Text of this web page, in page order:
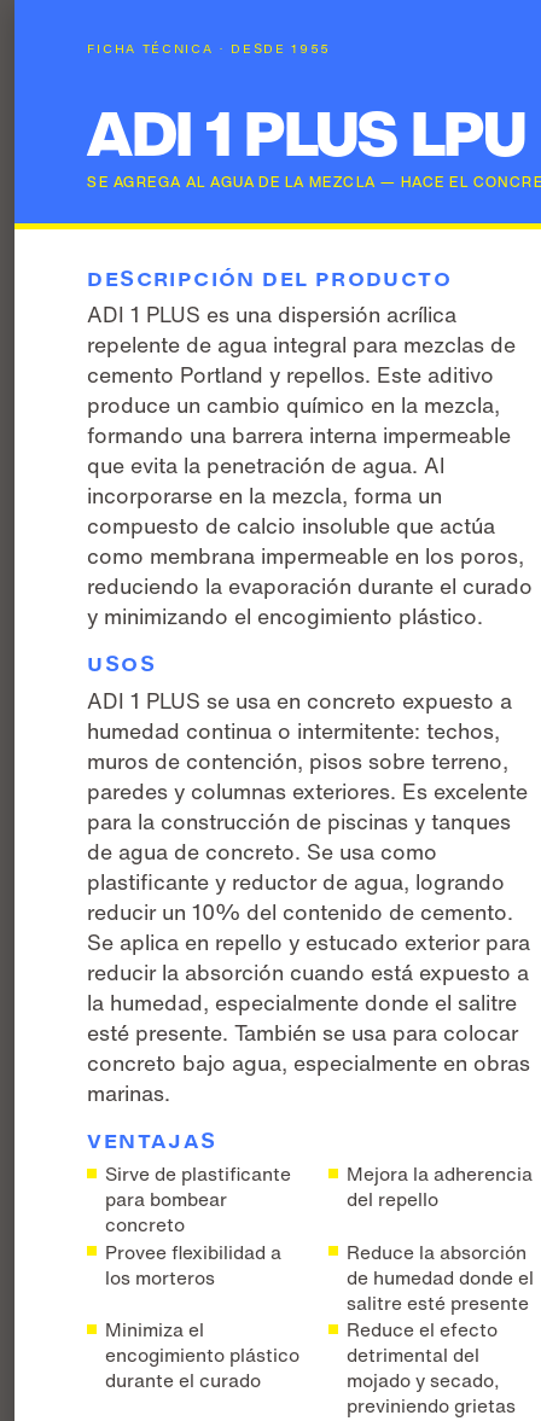
FICHA TÉCNICA · DESDE 1955
ADI 1 PLUS LPU
SE AGREGA AL AGUA DE LA MEZCLA — HACE EL
DESCRIPCIÓN DEL PRODUCTO
ADI 1 PLUS es una dispersión acrílica
repelente de agua integral para mezclas de
cemento Portland y repellos. Este aditivo
produce un cambio químico en la mezcla,
formando una barrera interna impermeable
que evita la penetración de agua. Al
incorporarse en la mezcla, forma un
compuesto de calcio insoluble que actúa
como membrana impermeable en los poros,
reduciendo la evaporación durante el curado
y minimizando el encogimiento plástico.
USOS
ADI 1 PLUS se usa en concreto expuesto a
humedad continua o intermitente: techos,
muros de contención, pisos sobre terreno,
paredes y columnas exteriores. Es excelente
para la construcción de piscinas y tanques
de agua de concreto. Se usa como
plastificante y reductor de agua, logrando
reducir un 10% del contenido de cemento.
Se aplica en repello y estucado exterior para
reducir la absorción cuando está expuesto a
la humedad, especialmente donde el salitre
esté presente. También se usa para colocar
concreto bajo agua, especialmente en obras
marinas.
VENTAJAS
Sirve de plastificante
para bombear
concreto
Mejora la adherencia
del repello
Provee flexibilidad a
los morteros
Reduce la absorción
de humedad donde el
salitre esté presente
Minimiza el
encogimiento plástico
durante el curado
Reduce el efecto
detrimental del
mojado y secado,
previniendo grietas